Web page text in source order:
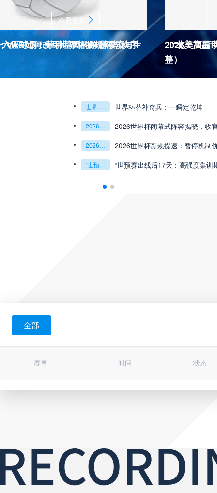
VAR如何改写世界杯的规则与秩序
坤：2026世界杯决赛用球设计解读
解决方案：球迷行李“门到门”极速转运，单场票专属动
座球场：草种基因的跨洲漂流与生 “北美高原
2026世界杯J组前瞻：阿根廷一骑绝尘 阿尔及利亚与奥地利激战争夺出线权
2026世界杯J组
权
“北美冷链暗战：2026世界杯跨境餐食的防疫困局”
“北美冷链暗战：
三的晋级密码藏在哪一环？**
**世界杯菜鸟破咒记：美加墨的零胜突围战**
**世界杯菜鸟破
“2026世界杯抽签：死亡之组已成伪命题？” “2026世界杯抽
2026美加墨
整）
查看更多
世界杯替补奇兵：一瞬定乾坤 世界杯替补奇兵：一瞬定乾坤
2026世界杯闭幕式阵容揭晓 收官盛典看点全解析
2026世界杯闭幕式阵容揭晓，收
2026世界杯新规提速：暂停机制优化助推比赛流畅度飞跃 2026世界杯新规提速：暂停机制
“世预赛出线后17天：高强度集训期的体能重建与战术转化” “世预赛出线后17天：高强度集训
全部
赛事 时间 状态